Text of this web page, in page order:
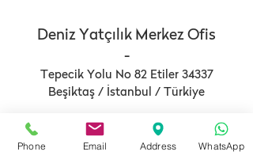
Deniz Yatçılık Merkez Ofis
-
Tepecik Yolu No 82 Etiler 34337
Beşiktaş / İstanbul / Türkiye
Phone Email Address WhatsApp